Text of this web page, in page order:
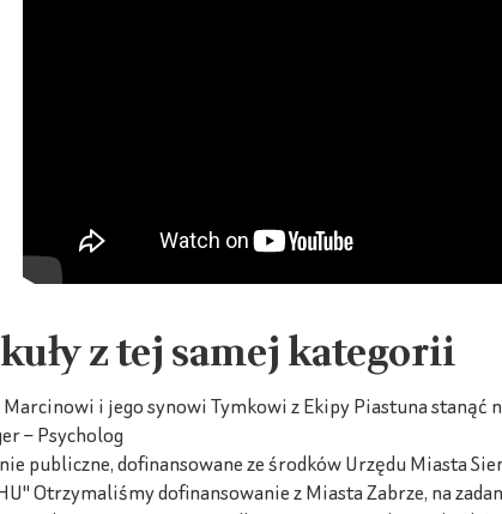
z tej samej kategorii
i jego synowi Tymkowi z Ekipy Piastuna stanąć
– Psycholog
publiczne, dofinansowane ze środków Urzędu Miasta
Otrzymaliśmy dofinansowanie z Miasta Zabrze, na